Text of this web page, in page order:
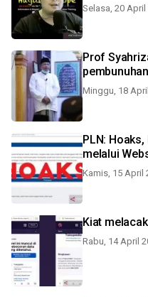
Selasa, 20 April
Prof
pembunuhan
Minggu, 18
PLN:
melalui
Kamis, 15 April
Kiat
Rabu, 14 April